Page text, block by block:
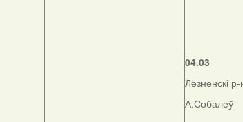
04.03
Лёзненскі
А.Собалеў